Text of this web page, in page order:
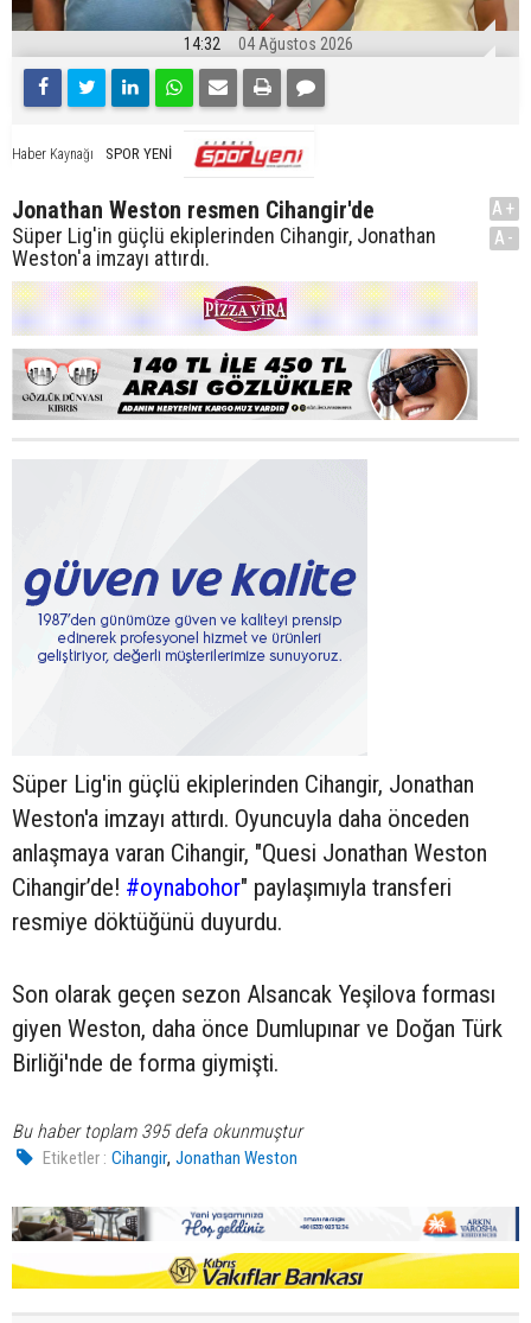
14:32 04 Ağustos 2026
Haber Kaynağı SPOR YENİ
Jonathan Weston resmen Cihangir'de
Süper Lig'in güçlü ekiplerinden Cihangir, Jonathan
Weston'a imzayı attırdı.
A+
A-
Süper Lig'in güçlü ekiplerinden Cihangir, Jonathan
Weston'a imzayı attırdı. Oyuncuyla daha önceden
anlaşmaya varan Cihangir, "Quesi Jonathan Weston
Cihangir’de! #oynabohor" paylaşımıyla transferi
resmiye döktüğünü duyurdu.
Son olarak geçen sezon Alsancak Yeşilova forması
giyen Weston, daha önce Dumlupınar ve Doğan Türk
Birliği'nde de forma giymişti.
Bu haber toplam 395 defa okunmuştur
Etiketler : Cihangir,Jonathan Weston